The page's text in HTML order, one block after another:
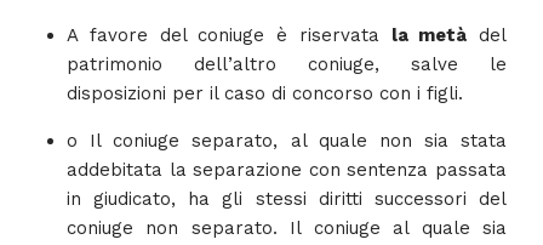
A favore del coniuge è riservata la metà del
patrimonio dell’altro coniuge, salve le
disposizioni per il caso di concorso con i figli.
o Il coniuge separato, al quale non sia stata
addebitata la separazione con sentenza passata
in giudicato, ha gli stessi diritti successori del
coniuge non separato. Il coniuge al quale sia